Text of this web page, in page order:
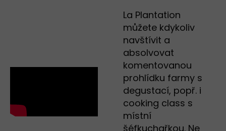
La Plantation
můžete kdykoliv
navštívit a
absolvovat
komentovanou
prohlídku farmy s
degustací, popř. i
cooking class s
místní
šéfkuchařkou. Ne